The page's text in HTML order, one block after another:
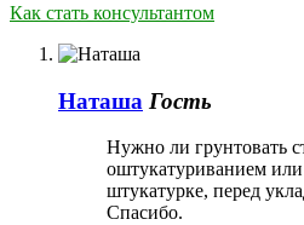
Как стать консультантом
Наташа Гость
Нужно ли грунтовать
оштукатуриванием
штукатурке, перед
Спасибо.